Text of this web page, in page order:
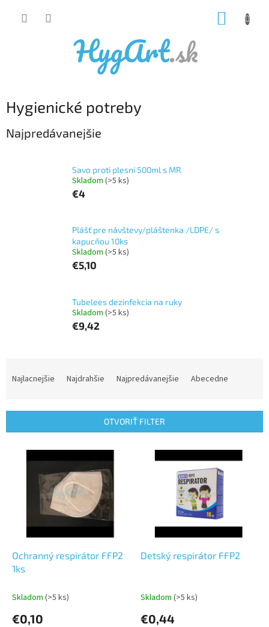
Hygienické potreby
Najpredávanejšie
Savo proti plesni 500ml s MR
Skladom (>5 ks)
€4
Plášť pre návštevy/pláštenka /LDPE/ s
kapucňou 10ks
Skladom (>5 ks)
€5,10
Tubelees dezinfekcia na ruky
Skladom (>5 ks)
€9,42
i
Najlacnejšie Najdrahšie Najpredávanejšie Abecedne
OTVORIŤ FILTER
Ochranný respirátor FFP2
1ks
Skladom (>5 ks)
€0,10
Detský respirátor FFP2
Skladom (>5 ks)
€0,44